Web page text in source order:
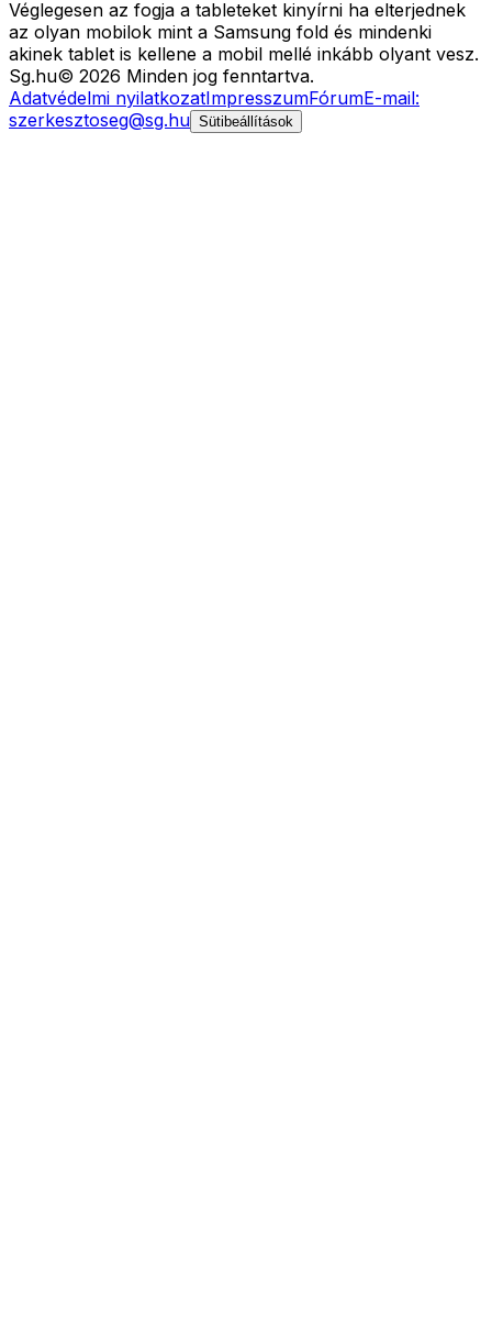
Véglegesen az fogja a tableteket kinyírni ha elterjednek
az olyan mobilok mint a Samsung fold és mindenki
akinek tablet is kellene a mobil mellé inkább olyant vesz.
Sg.hu© 2026 Minden jog fenntartva.
Adatvédelmi nyilatkozatImpresszumFórumE-mail:
szerkesztoseg@sg.hu Sütibeállítások